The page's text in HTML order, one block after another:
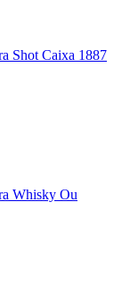
Shot Caixa 1887
Whisky Ou